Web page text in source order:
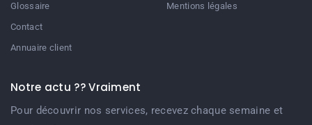
Glossaire
Contact
Annuaire client
Mentions légales
Notre actu ?? Vraiment
Pour découvrir nos services, recevez chaque semaine et